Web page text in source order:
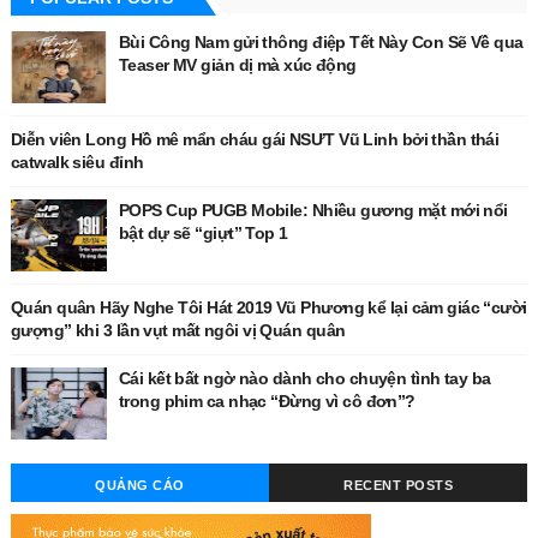
Bùi Công Nam gửi thông điệp Tết Này Con Sẽ Về qua
Teaser MV giản dị mà xúc động
Diễn viên Long Hồ mê mẩn cháu gái NSƯT Vũ Linh bởi thần thái
catwalk siêu đỉnh
POPS Cup PUGB Mobile: Nhiều gương mặt mới nổi
bật dự sẽ “giựt” Top 1
Quán quân Hãy Nghe Tôi Hát 2019 Vũ Phương kể lại cảm giác “cười
gượng” khi 3 lần vụt mất ngôi vị Quán quân
Cái kết bất ngờ nào dành cho chuyện tình tay ba
trong phim ca nhạc “Đừng vì cô đơn”?
QUẢNG CÁO RECENT POSTS